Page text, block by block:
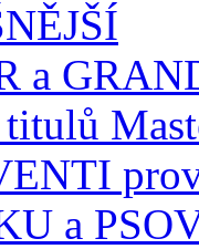
a
titulů
a